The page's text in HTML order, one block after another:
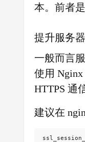
本。前者
提升服务
一般而言
使用
HTTPS 通
建议在